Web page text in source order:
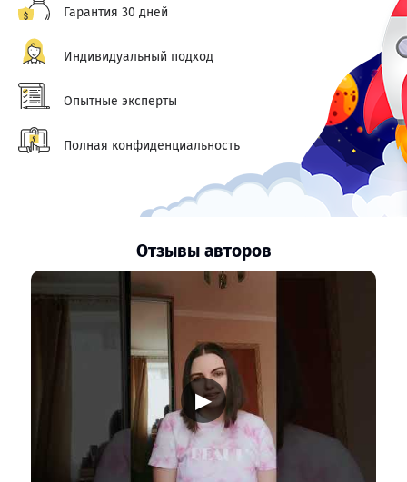
Гарантия 30 дней
Индивидуальный подход
Опытные эксперты
Полная конфиденциальность
Отзывы авторов
▶